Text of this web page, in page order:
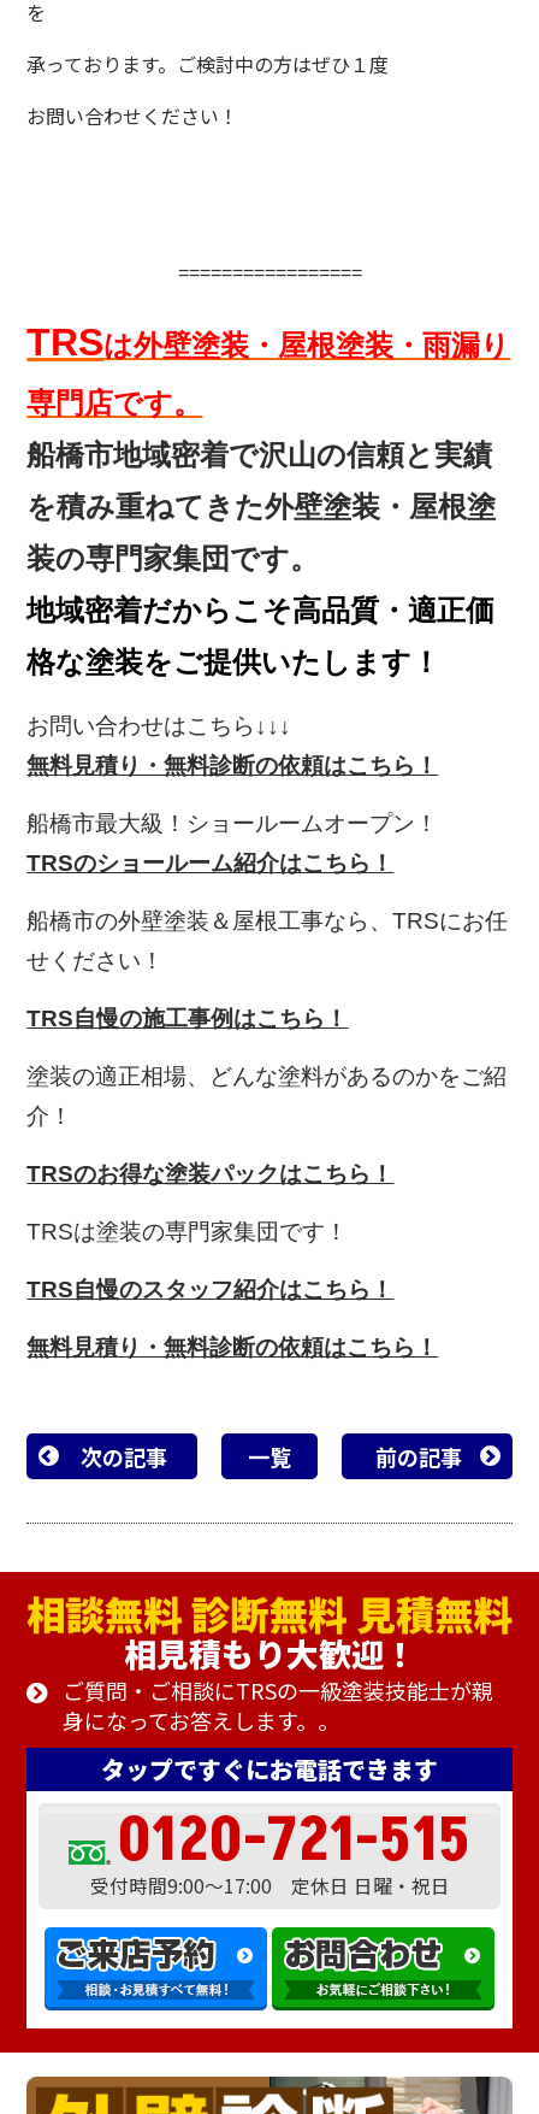
を
承っております。ご検討中の方はぜひ１度
お問い合わせください！
=================
TRSは外壁塗装・屋根塗装・雨漏り
専門店です。
船橋市地域密着で沢山の信頼と実績
を積み重ねてきた外壁塗装・屋根塗
装の専門家集団です。
地域密着だからこそ高品質・適正価
格な塗装をご提供いたします！
お問い合わせはこちら↓↓↓
無料見積り・無料診断の依頼はこちら！
船橋市最大級！ショールームオープン！
TRSのショールーム紹介はこちら！
船橋市の外壁塗装＆屋根工事なら、TRSにお任
せください！
TRS自慢の施工事例はこちら！
塗装の適正相場、どんな塗料があるのかをご紹
介！
TRSのお得な塗装パックはこちら！
TRSは塗装の専門家集団です！
TRS自慢のスタッフ紹介はこちら！
無料見積り・無料診断の依頼はこちら！
次の記事 一覧 前の記事
相見積もり大歓迎！
ご質問・ご相談にTRSの一級塗装技能士が親
身になってお答えします。。
タップですぐにお電話できます
0120-721-515
受付時間9:00～17:00 定休日 日曜・祝日